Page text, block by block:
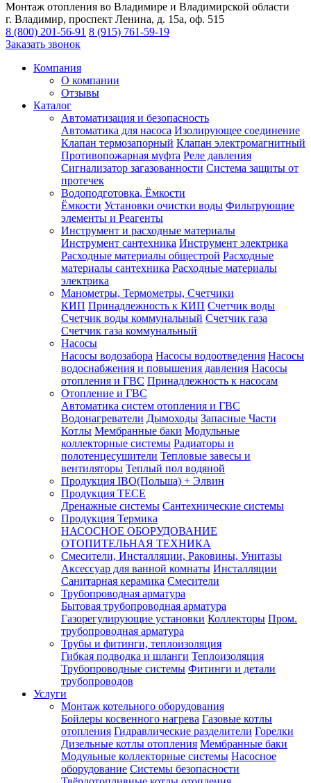
Монтаж отопления во Владимире и Владимирской области
г. Владимир, проспект Ленина, д. 15а, оф. 515
8 (800) 201-56-91 8 (915) 761-59-19
Заказать звонок
Компания
О компании
Отзывы
Каталог
Автоматизация и безопасность
Автоматика для насоса Изолирующее соединение
Клапан термозапорный Клапан электромагнитный
Противопожарная муфта Реле давления
Сигнализатор загазованности Система защиты от
протечек
Водоподготовка, Ёмкости
Ёмкости Установки очистки воды Фильтрующие
элементы и Реагенты
Инструмент и расходные материалы
Инструмент сантехника Инструмент электрика
Расходные материалы общестрой Расходные
материалы сантехника Расходные материалы
электрика
Манометры, Термометры, Счетчики
КИП Принадлежность к КИП Счетчик воды
Счетчик воды коммунальный Счетчик газа
Счетчик газа коммунальный
Насосы
Насосы водозабора Насосы водоотведения Насосы
водоснабжения и повышения давления Насосы
отопления и ГВС Принадлежность к насосам
Отопление и ГВС
Автоматика систем отопления и ГВС
Водонагреватели Дымоходы Запасные Части
Котлы Мембранные баки Модульные
коллекторные системы Радиаторы и
полотенцесушители Тепловые завесы и
вентиляторы Теплый пол водяной
Продукция IBO(Польша) + Элвин
Продукция TECE
Дренажные системы Сантехнические системы
Продукция Термика
НАСОСНОЕ ОБОРУДОВАНИЕ
ОТОПИТЕЛЬНАЯ ТЕХНИКА
Смесители, Инсталляции, Раковины, Унитазы
Аксессуар для ванной комнаты Инсталляции
Санитарная керамика Смесители
Трубопроводная арматура
Бытовая трубопроводная арматура
Газорегулирующие установки Коллекторы Пром.
трубопроводная арматура
Трубы и фитинги, теплоизоляция
Гибкая подводка и шланги Теплоизоляция
Трубопроводные системы Фитинги и детали
трубопроводов
Услуги
Монтаж котельного оборудования
Бойлеры косвенного нагрева Газовые котлы
отопления Гидравлические разделители Горелки
Дизельные котлы отопления Мембранные баки
Модульные коллекторные системы Насосное
оборудование Системы безопасности